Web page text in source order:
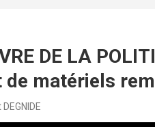
DE LA
matériels